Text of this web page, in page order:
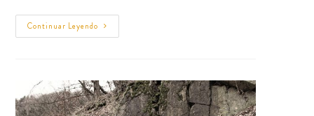
Continuar Leyendo